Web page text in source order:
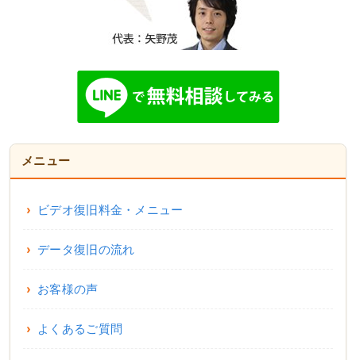
メニュー
ビデオ復旧料金・メニュー
データ復旧の流れ
お客様の声
よくあるご質問